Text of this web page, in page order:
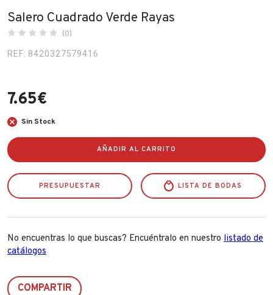
FAQ’s
Contacto
Salero Cuadrado Verde Rayas
(0)
REF: 8420327579416
7.65€
Sin Stock
AÑADIR AL CARRITO
PRESUPUESTAR LISTA DE BODAS
No encuentras lo que buscas? Encuéntralo en nuestro listado de
catálogos
COMPARTIR